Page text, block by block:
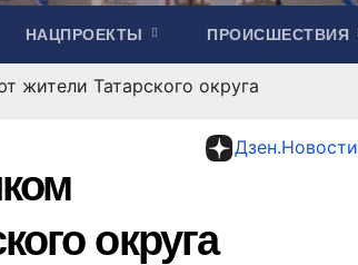
НАЦПРОЕКТЫ ПРОИСШЕСТВИЯ
жители Татарского округа
Дзен.Новости
округа